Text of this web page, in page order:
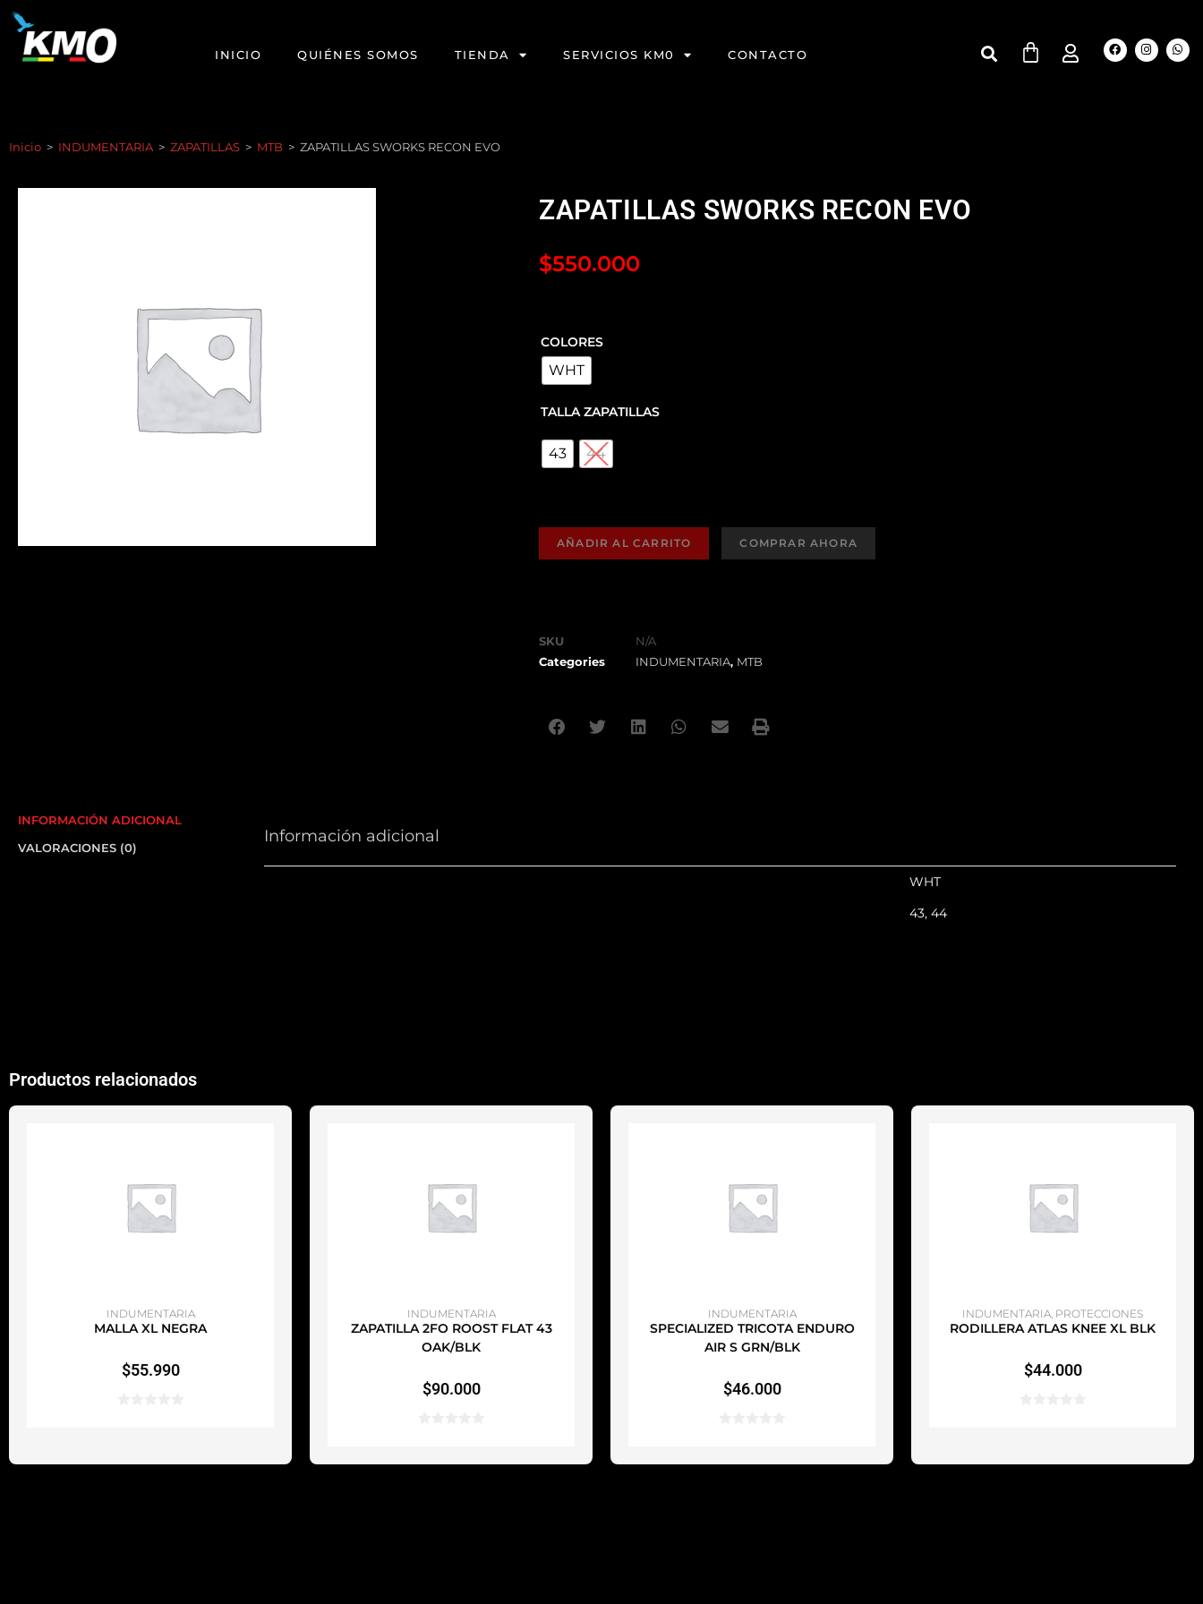
INICIO QUIÉNES SOMOS TIENDA SERVICIOS KM0 CONTACTO
Inicio > INDUMENTARIA > ZAPATILLAS > MTB > ZAPATILLAS SWORKS RECON EVO
ZAPATILLAS SWORKS RECON EVO
$550.000
COLORES
WHT
TALLA ZAPATILLAS
43 44
AÑADIR AL CARRITO
SKU
N/A
Categories
INDUMENTARIA, MTB
INFORMACIÓN ADICIONAL
VALORACIONES (0)
Información adicional
WHT
43, 44
Productos relacionados
AÑADIR AL CARRITO
INDUMENTARIA
MALLA XL NEGRA
$55.990
AÑADIR AL CARRITO
INDUMENTARIA
ZAPATILLA 2FO ROOST FLAT 43
OAK/BLK
$90.000
AÑADIR AL CARRITO
INDUMENTARIA
SPECIALIZED TRICOTA ENDURO
AIR S GRN/BLK
$46.000
AÑADIR AL CARRITO
INDUMENTARIA, PROTECCIONES
RODILLERA ATLAS KNEE XL BLK
$44.000